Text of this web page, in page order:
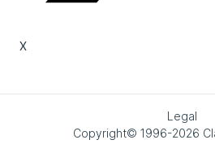
X
Legal
Copyright© 1996-2026